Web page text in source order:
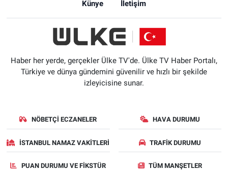
Künye
İletişim
Haber her yerde, gerçekler Ülke TV'de. Ülke TV Haber Portalı,
Türkiye ve dünya gündemini güvenilir ve hızlı bir şekilde
izleyicisine sunar.
NÖBETÇI ECZANELER HAVA DURUMU
İSTANBUL NAMAZ VAKITLERI TRAFIK DURUMU
PUAN DURUMU VE FIKSTÜR TÜM MANŞETLER